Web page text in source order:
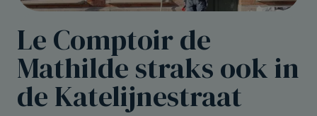
Le Comptoir de
Mathilde straks ook in
de Katelijnestraat